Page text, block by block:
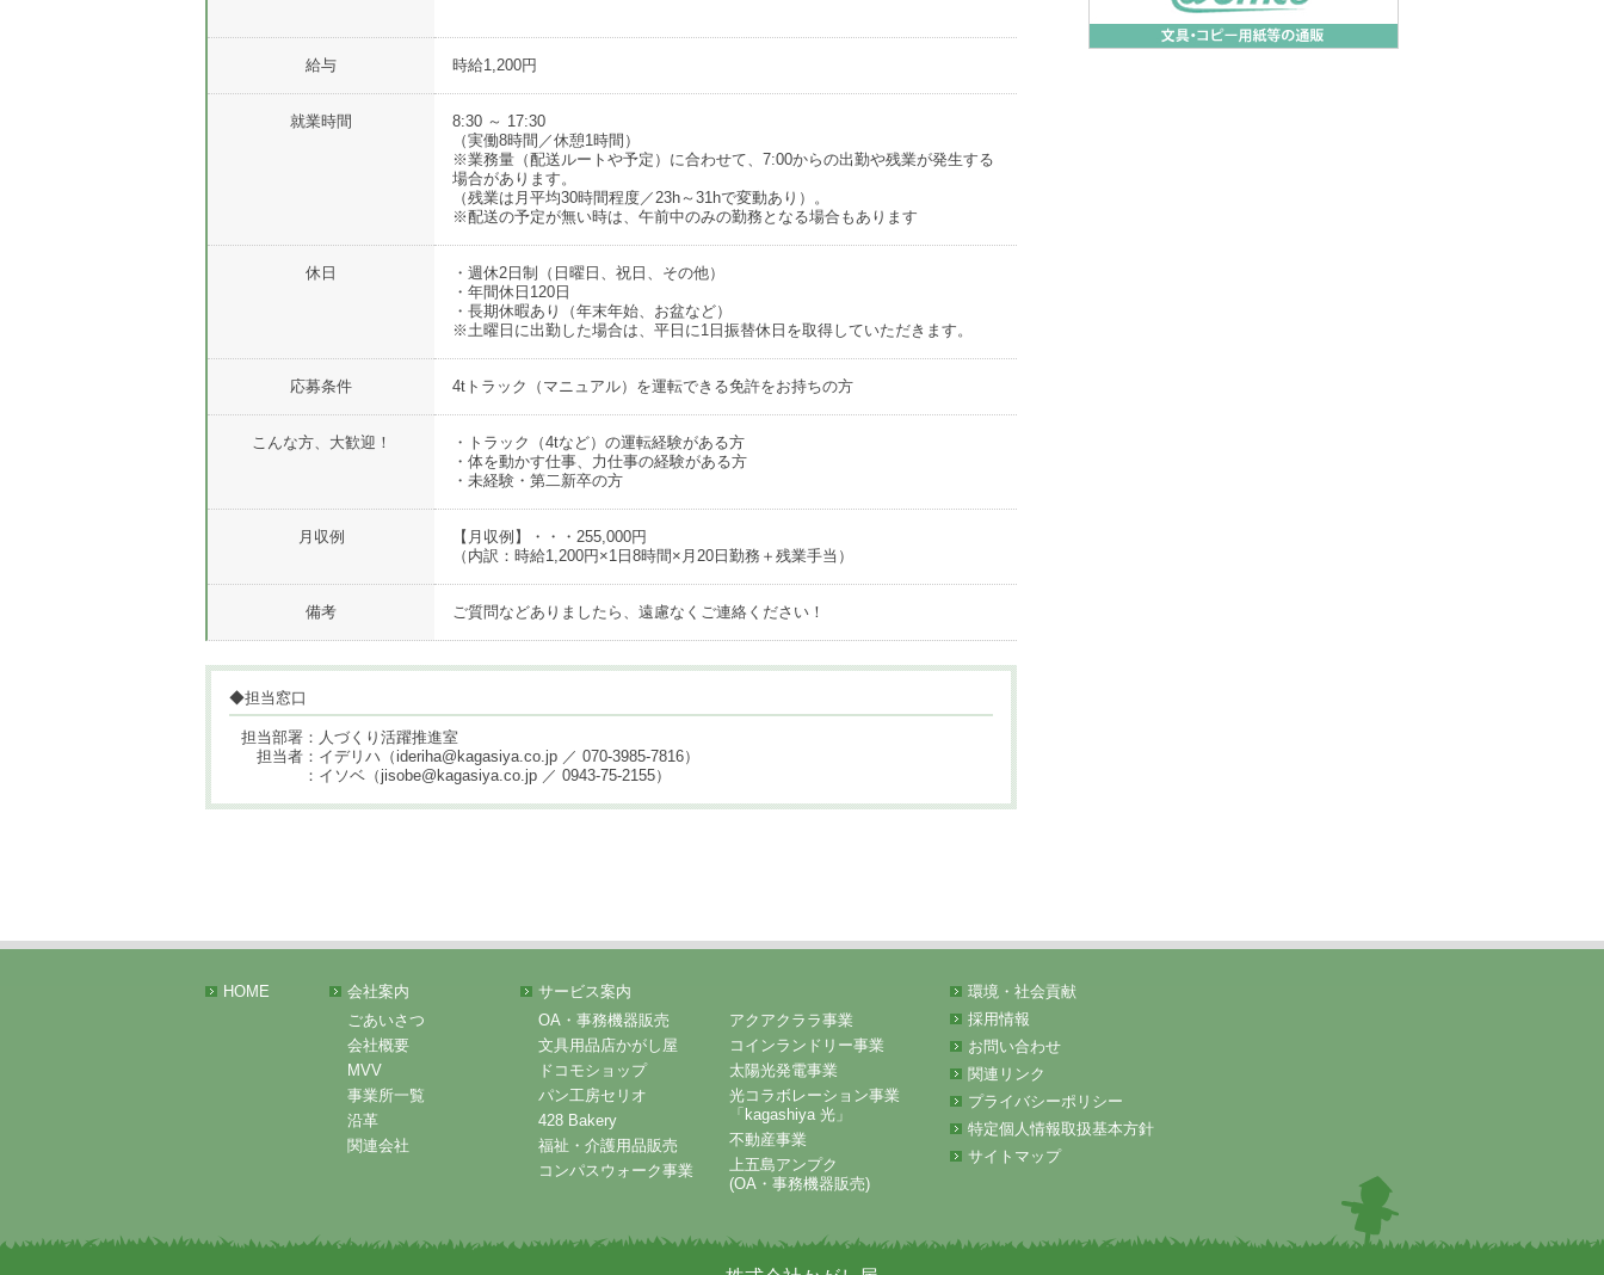
給与 時給1,200円
就業時間
8:30 ～ 17:30
（実働8時間／休憩1時間）
※業務量（配送ルートや予定）に合わせて、7:00からの出勤や残業が発生する
場合があります。
（残業は月平均30時間程度／23h～31hで変動あり）。
※配送の予定が無い時は、午前中のみの勤務となる場合もあります
休日
・週休2日制（日曜日、祝日、その他）
・年間休日120日
・長期休暇あり（年末年始、お盆など）
※土曜日に出勤した場合は、平日に1日振替休日を取得していただきます。
応募条件 4tトラック（マニュアル）を運転できる免許をお持ちの方
こんな方、大歓迎！
・トラック（4tなど）の運転経験がある方
・体を動かす仕事、力仕事の経験がある方
・未経験・第二新卒の方
月収例
【月収例】・・・255,000円
（内訳：時給1,200円×1日8時間×月20日勤務＋残業手当）
備考 ご質問などありましたら、遠慮なくご連絡ください！
◆担当窓口
担当部署：人づくり活躍推進室
担当者：イデリハ（ideriha@kagasiya.co.jp ／ 070-3985-7816）
：イソベ（jisobe@kagasiya.co.jp ／ 0943-75-2155）
HOME
会社案内
ごあいさつ
会社概要
MVV
事業所一覧
沿革
関連会社
サービス案内
OA・事務機器販売
文具用品店かがし屋
ドコモショップ
パン工房セリオ
428 Bakery
福祉・介護用品販売
コンパスウォーク事業
アクアクララ事業
コインランドリー事業
太陽光発電事業
光コラボレーション事業
「kagashiya 光」
不動産事業
上五島アンプク
(OA・事務機器販売)
環境・社会貢献
採用情報
お問い合わせ
関連リンク
プライバシーポリシー
特定個人情報取扱基本方針
サイトマップ